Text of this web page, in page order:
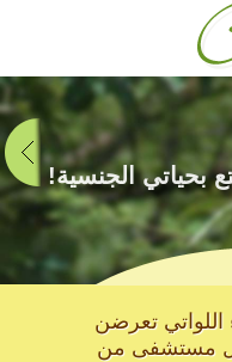
بحياتي الجنسية!
تعرضن
مستشفى من